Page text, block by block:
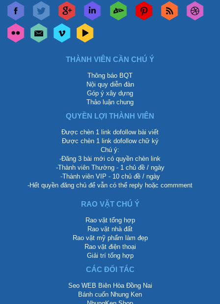
THÀNH VIÊN CẦN CHÚ Ý
Thông báo BQT
Nội quy diễn đàn
Góp ý xây dựng
Thảo luận chung
QUYỀN LỢI THÀNH VIÊN
Được chèn 1 link dofollow bài viết
Được chèn 1 link dofollow chữ ký
Chú ý:
-Đăng 3 bài mới có quyền chèn link
-Thành viên Thường - 1 chủ đề / ngày
-Thành viên VIP - 10 chủ đề / ngày
-Hết quyền đăng chủ để vẫn có thể reply hoặc commment
RAO VẶT CHÚ Ý
Rao vặt tổng hợp
Rao vặt nhà đất
Rao vặt mỹ phẩm làm đẹp
Rao vặt điện thoại
Giải trí tổng hợp
CÁC ĐỐI TÁC
Seo WEB Biên Hòa Đồng Nai
Bánh cuốn Nhung Ken